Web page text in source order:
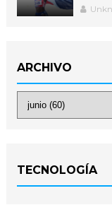
ARCHIVO
TECNOLOGÍA